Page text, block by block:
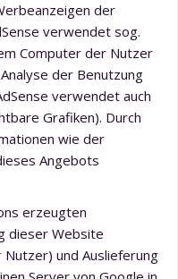
der
verwendet sog.
Computer der Nutzer
der Benutzung
verwendet auch
Grafiken). Durch
wie der
Angebots
erzeugten
dieser Website
und Auslieferung